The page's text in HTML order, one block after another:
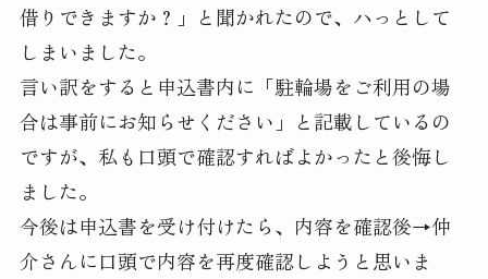
借りできますか？」と聞かれたので、ハっとして
しまいました。
言い訳をすると申込書内に「駐輪場をご利用の場
合は事前にお知らせください」と記載しているの
ですが、私も口頭で確認すればよかったと後悔し
ました。
今後は申込書を受け付けたら、内容を確認後→仲
介さんに口頭で内容を再度確認しようと思いま